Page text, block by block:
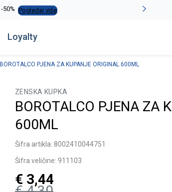
50% Pogledaj više
Loyalty
BOROTALCO PJENA ZA KUPANJE ORIGINAL 600ML
ZENSKA KUPKA
BOROTALCO PJENA ZA
600ML
Šifra artikla: 8002410044751
Šifra veličine: 911103
€ 3,44